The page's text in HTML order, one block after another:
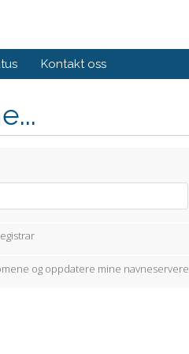
Kontakt oss
og oppdatere mine navneservere